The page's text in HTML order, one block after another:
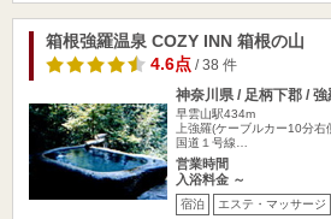
箱根強羅温泉 COZY INN 箱根の山
4.6点/ 38 件
神奈川県 / 足柄下郡 / 強
早雲山駅434m
上強羅(ケーブルカー10分
国道１号線…
営業時間
入浴料金 ～
宿泊 エステ・マッサージ